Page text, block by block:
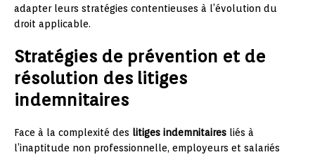
adapter leurs stratégies contentieuses à l’évolution du
droit applicable.
Stratégies de prévention et de
résolution des litiges
indemnitaires
Face à la complexité des litiges indemnitaires liés à
l’inaptitude non professionnelle, employeurs et salariés